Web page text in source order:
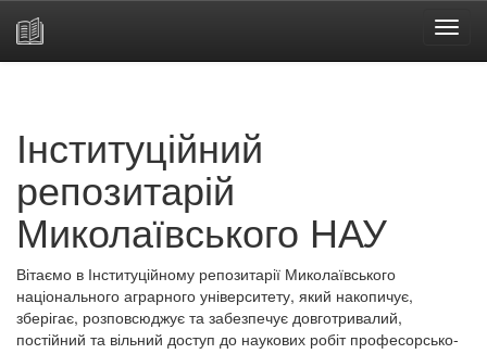
Інституційний
репозитарій
Миколаївського НАУ
Вітаємо в Інституційному репозитарії Миколаївського
національного аграрного університету, який накопичує,
зберігає, розповсюджує та забезпечує довготривалий,
постійний та вільний доступ до наукових робіт професорсько-